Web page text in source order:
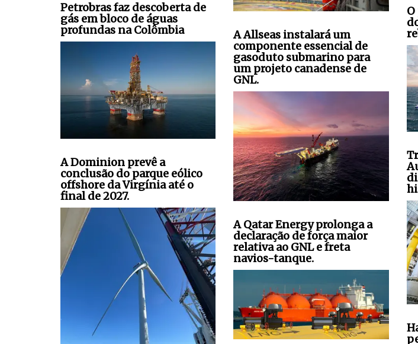
Petrobras faz descoberta de
gás em bloco de águas
profundas na Colômbia
A Dominion prevê a
conclusão do parque eólico
offshore da Virgínia até o
final de 2027.
A Allseas instalará um
componente essencial de
gasoduto submarino para
um projeto canadense de
GNL.
A Qatar Energy prolonga a
declaração de força maior
relativa ao GNL e freta
navios-tanque.